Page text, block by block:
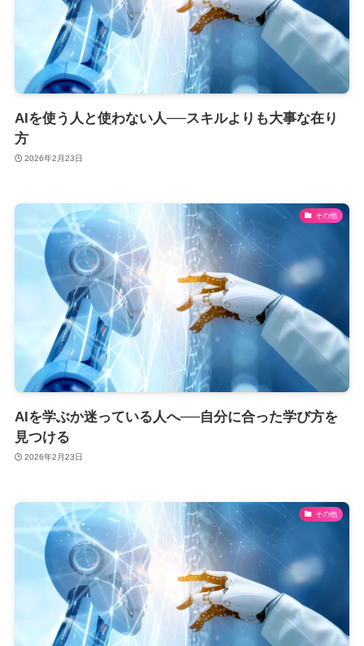
AIを使う人と使わない人──スキルよりも大事な在り
方
2026年2月23日
その他
AIを学ぶか迷っている人へ──自分に合った学び方を
見つける
2026年2月23日
その他